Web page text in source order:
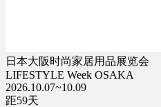
日本大阪时尚家居用品展览会
LIFESTYLE Week OSAKA
2026.10.07~10.09
距59天